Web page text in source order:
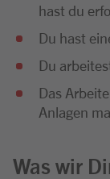
hast du
Du hast
Du
Das
Anlagen
Was wir